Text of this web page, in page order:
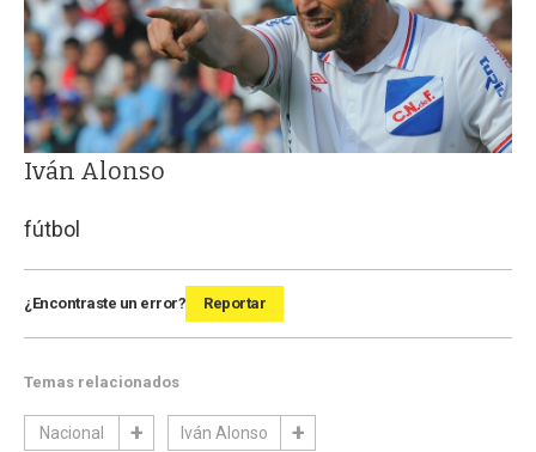
Iván Alonso
fútbol
¿Encontraste un error? Reportar
Temas relacionados
Nacional Iván Alonso